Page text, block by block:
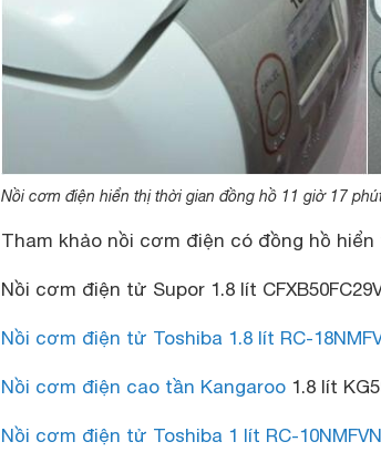
Nồi cơm điện hiển thị thời gian đồng hồ 11 giờ 17
Tham khảo nồi cơm điện có đồng hồ hiển
Nồi cơm điện tử Supor 1.8 lít
Nồi cơm điện tử Toshiba 1.8 lít RC-
Nồi cơm điện cao tần Kangaroo 1.8 lít
Nồi cơm điện tử Toshiba 1 lít RC-